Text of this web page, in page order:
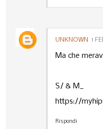
UNKNOWN 1
Ma che
S/ & M_
https://
Rispondi